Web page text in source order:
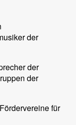
der
der
der
für